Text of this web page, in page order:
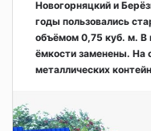
Новогорняцкий и
годы пользовались
объёмом 0,75 куб. м.
ёмкости заменены. На
металлических